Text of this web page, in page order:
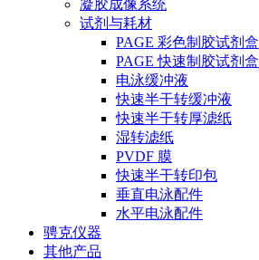
凝胶成像系统
试剂与耗材
PAGE 彩色制胶试剂盒
PAGE 快速制胶试剂盒
电泳缓冲液
快速半干转缓冲液
快速半干转厚滤纸
湿转滤纸
PVDF 膜
快速半干转印包
垂直电泳配件
水平电泳配件
骋克仪器
其他产品